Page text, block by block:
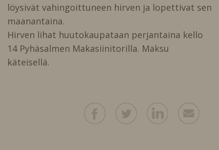
löysivät vahingoittuneen hirven ja lopettivat sen
maanantaina.
Hirven lihat huutokaupataan perjantaina kello
14 Pyhäsalmen Makasiinitorilla. Maksu
käteisellä.